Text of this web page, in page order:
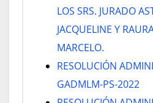
LOS SRS. JURADO
JACQUELINE Y
MARCELO.
RESOLUCIÓN
GADMLM-PS-2022